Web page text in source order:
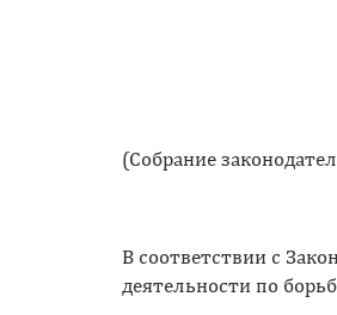
(Собрание
В соответствии с
деятельности по